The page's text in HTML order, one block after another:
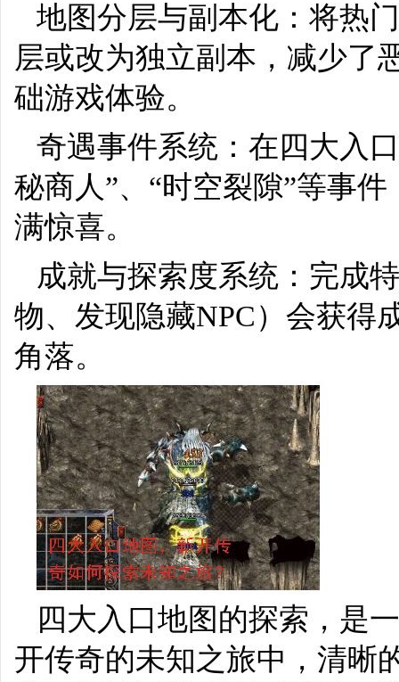
地图分层与副本化：将热
层或改为独立副本，减少了
础游戏体验。
奇遇事件系统：在四大入
秘商人”、“时空裂隙”等事
满惊喜。
成就与探索度系统：完成
物、发现隐藏NPC）会获得
角落。
四大入口地图的探索，是
开传奇的未知之旅中，清晰